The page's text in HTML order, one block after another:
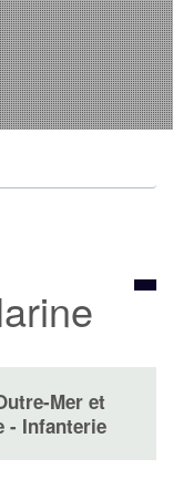
Mer et
- Infanterie